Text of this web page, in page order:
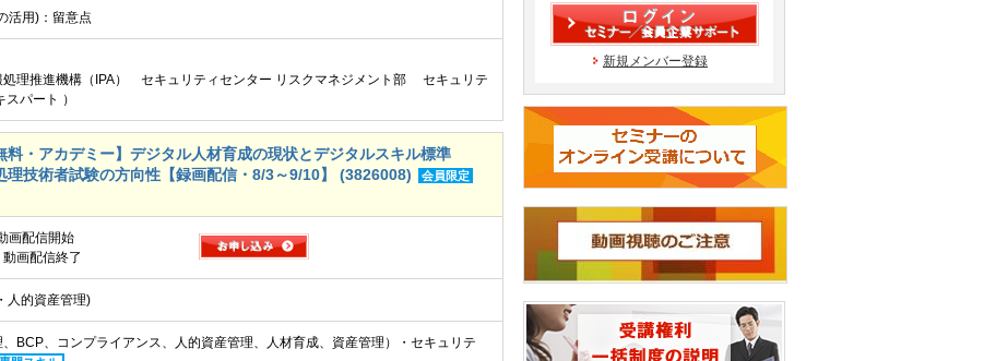
活用)：留意点
処理推進機構（IPA） セキュリティセンター リスクマネジメント部 セキュリテ
パート ）
料・アカデミー】デジタル人材育成の現状とデジタルスキル標準
理技術者試験の方向性【録画配信・8/3～9/10】 (3826008)
会員限定
画配信開始
画配信終了
人的資産管理)
BCP、コンプライアンス、人的資産管理、人材育成、資産管理）・セキュリテ
新規メンバー登録